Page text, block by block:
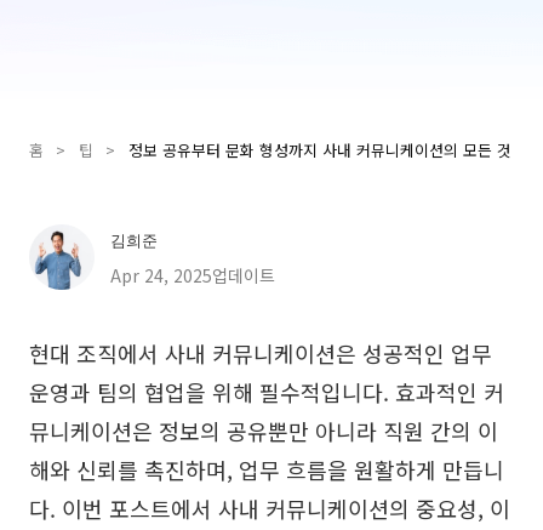
솔루션
마인드맵
ER 다이어그램
UML 다이어그램
조직도
SMART 목표 설정
비즈니스 모델 캔버스
사용자 여정 지도
아키텍처 다이어그램
워크플로우
홈 > 팁 > 정보 공유부터 문화 형성까지 사내 커뮤니케이션의 모든 것
김희준
Apr 24, 2025업데이트
현대 조직에서 사내 커뮤니케이션은 성공적인 업무
운영과 팀의 협업을 위해 필수적입니다. 효과적인 커
뮤니케이션은 정보의 공유뿐만 아니라 직원 간의 이
해와 신뢰를 촉진하며, 업무 흐름을 원활하게 만듭니
다. 이번 포스트에서 사내 커뮤니케이션의 중요성, 이